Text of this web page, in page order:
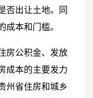
否出让土地。同
成本和门槛。
房公积金、发放
成本的主要发力
州省住房和城乡